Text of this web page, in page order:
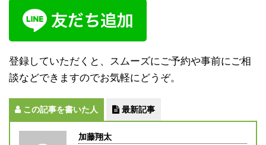
登録していただくと、スムーズにご予約や事前にご相
談などできますのでお気軽にどうぞ。
この記事を書いた人 最新記事
加藤翔太